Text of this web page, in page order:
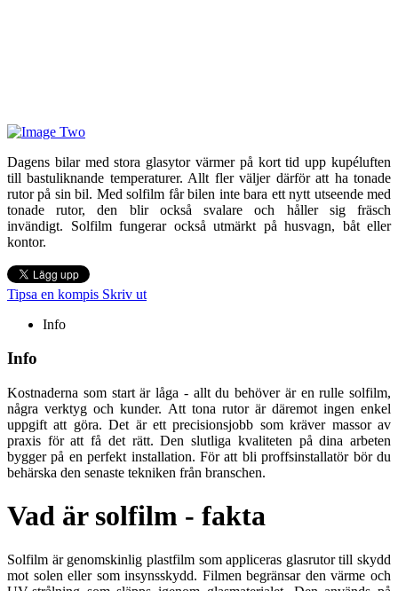
Dagens bilar med stora glasytor värmer på kort tid upp kupéluften
till bastuliknande temperaturer. Allt fler väljer därför att ha tonade
rutor på sin bil. Med solfilm får bilen inte bara ett nytt utseende med
tonade rutor, den blir också svalare och håller sig fräsch
invändigt. Solfilm fungerar också utmärkt på husvagn, båt eller
kontor.
Tipsa en kompis Skriv ut
Info
Info
Kostnaderna som start är låga - allt du behöver är en rulle solfilm,
några verktyg och kunder. Att tona rutor är däremot ingen enkel
uppgift att göra. Det är ett precisionsjobb som kräver massor av
praxis för att få det rätt. Den slutliga kvaliteten på dina arbeten
bygger på en perfekt installation. För att bli proffsinstallatör bör du
behärska den senaste tekniken från branschen.
Vad är solfilm - fakta
Solfilm är genomskinlig plastfilm som appliceras glasrutor till skydd
mot solen eller som insynsskydd. Filmen begränsar den värme och